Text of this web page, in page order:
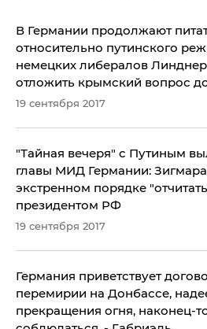
В Германии продолжают
относительно путинского
немецких либералов
отложить крымский вопрос
19 сентября 2017
"Тайная вечеря" с Путиным
главы МИД Германии:
экстренном порядке
президентом РФ
19 сентября 2017
Германия приветствует
перемирии на Донбассе,
прекращения огня, наконец-